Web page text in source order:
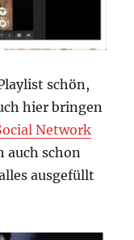
schön,
hier bringen
Network
auch schon
ausgefüllt